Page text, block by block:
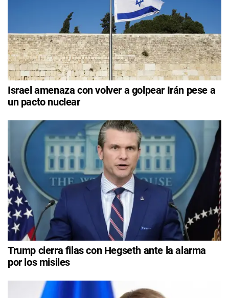
Israel amenaza con volver a golpear Irán pese a
un pacto nuclear
Trump cierra filas con Hegseth ante la alarma
por los misiles